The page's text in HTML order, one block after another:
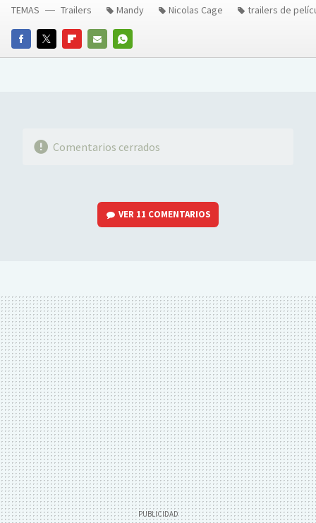
FACEBOOKTWITTERFLIPBOARD
E-
WHATSAPP
TEMAS Trailers Mandy Nicolas Cage trailers de
Comentarios cerrados
VER 11 COMENTARIOS